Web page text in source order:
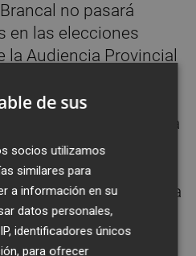
no pasará
en las elecciones
la Audiencia Provincial
el recurso
"El día 21
la cabeza bien alta
vicealcalde.
electorales, Garcia
político obtendrá
en el Ayuntamiento,
de sus
socios utilizamos
similares para
a información en su
datos personales,
identificadores únicos
para ofrecer